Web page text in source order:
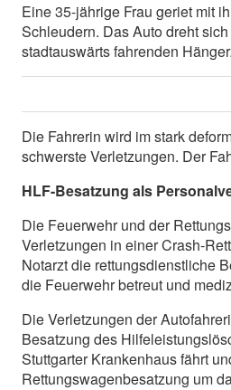
Eine 35-jährige Frau geriet mit
Schleudern. Das Auto dreht
stadtauswärts fahrenden
Die Fahrerin wird im stark
schwerste Verletzungen. Der
HLF-Besatzung als
Die Feuerwehr und der
Verletzungen in einer Crash-
Notarzt die rettungsdienstliche
die Feuerwehr betreut und
Die Verletzungen der
Besatzung des
Stuttgarter Krankenhaus fährt
Rettungswagenbesatzung um